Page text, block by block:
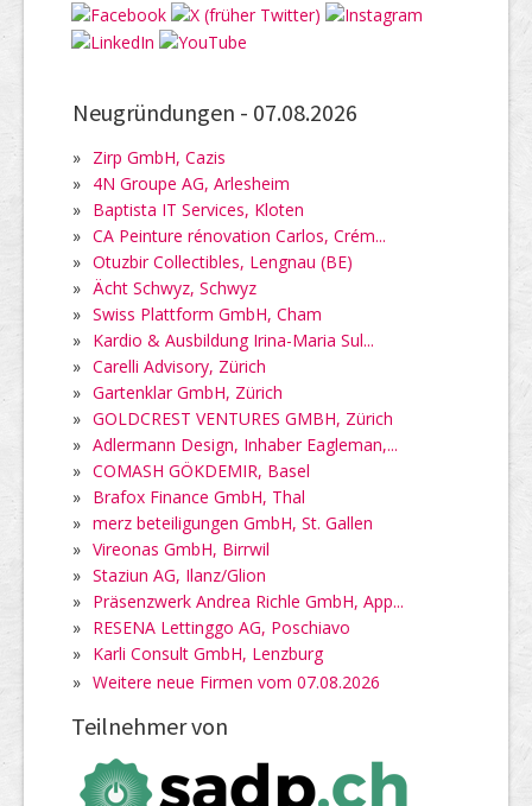
Neugründungen - 07.08.2026
» Zirp GmbH, Cazis
» 4N Groupe AG, Arlesheim
» Baptista IT Services, Kloten
» CA Peinture rénovation Carlos, Crém...
» Otuzbir Collectibles, Lengnau (BE)
» Ächt Schwyz, Schwyz
» Swiss Plattform GmbH, Cham
» Kardio & Ausbildung Irina-Maria Sul...
» Carelli Advisory, Zürich
» Gartenklar GmbH, Zürich
» GOLDCREST VENTURES GMBH, Zürich
» Adlermann Design, Inhaber Eagleman,...
» COMASH GÖKDEMIR, Basel
» Brafox Finance GmbH, Thal
» merz beteiligungen GmbH, St. Gallen
» Vireonas GmbH, Birrwil
» Staziun AG, Ilanz/Glion
» Präsenzwerk Andrea Richle GmbH, App...
» RESENA Lettinggo AG, Poschiavo
» Karli Consult GmbH, Lenzburg
» Weitere neue Firmen vom 07.08.2026
Teilnehmer von